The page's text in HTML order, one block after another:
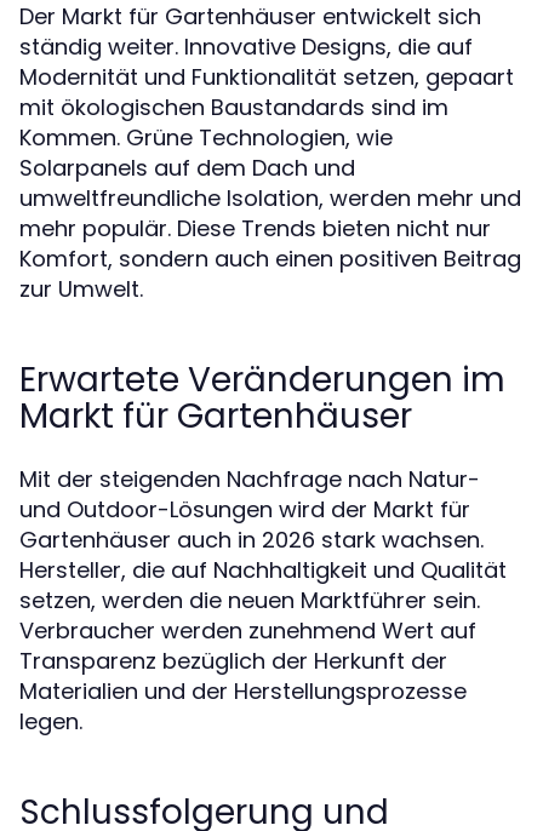
Der Markt für Gartenhäuser entwickelt sich
ständig weiter. Innovative Designs, die auf
Modernität und Funktionalität setzen, gepaart
mit ökologischen Baustandards sind im
Kommen. Grüne Technologien, wie
Solarpanels auf dem Dach und
umweltfreundliche Isolation, werden mehr und
mehr populär. Diese Trends bieten nicht nur
Komfort, sondern auch einen positiven Beitrag
zur Umwelt.
Erwartete Veränderungen im
Markt für Gartenhäuser
Mit der steigenden Nachfrage nach Natur-
und Outdoor-Lösungen wird der Markt für
Gartenhäuser auch in 2026 stark wachsen.
Hersteller, die auf Nachhaltigkeit und Qualität
setzen, werden die neuen Marktführer sein.
Verbraucher werden zunehmend Wert auf
Transparenz bezüglich der Herkunft der
Materialien und der Herstellungsprozesse
legen.
Schlussfolgerung und